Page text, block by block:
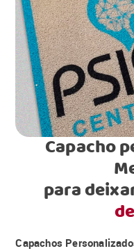
Capacho
para
Capachos